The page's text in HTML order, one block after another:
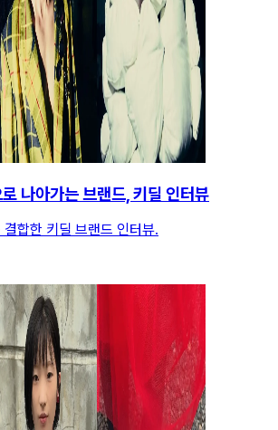
나아가는 브랜드, 키딜 인터뷰
합한 키딜 브랜드 인터뷰.